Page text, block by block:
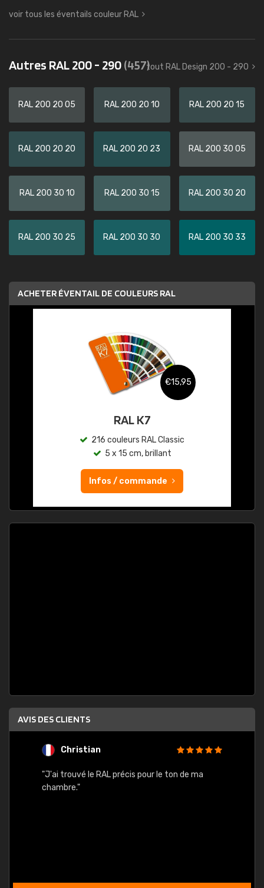
voir tous les éventails couleur RAL
Autres RAL 200 - 290(457)tout RAL Design 200 - 290
RAL 200 20 05 RAL 200 20 10 RAL 200 20 15
RAL 200 20 20 RAL 200 20 23 RAL 200 30 05
RAL 200 30 10 RAL 200 30 15 RAL 200 30 20
RAL 200 30 25 RAL 200 30 30 RAL 200 30 33
ACHETER ÉVENTAIL DE COULEURS RAL
€15,95
RAL K7
216 couleurs RAL Classic
5 x 15 cm, brillant
Infos / commande
AVIS DES CLIENTS
Christian
"J'ai trouvé le RAL précis pour le ton de ma
chambre."